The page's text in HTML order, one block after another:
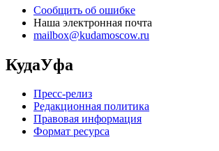
Сообщить об ошибке
Наша электронная почта
mailbox@kudamoscow.ru
КудаУфа
Пресс-релиз
Редакционная политика
Правовая информация
Формат ресурса